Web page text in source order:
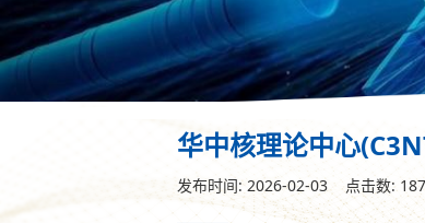
华中核理论中心
发布时间: 2026-02-03 点击数: 187